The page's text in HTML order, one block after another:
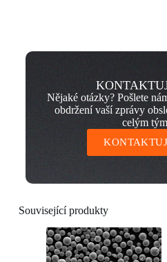
Nějaké otázky? Pošlete
obdržení vaší zprávy
celým
Související produkty